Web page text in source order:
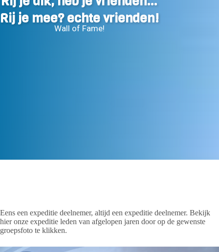
Rij je mee? echte vrienden!
Wall of Fame!
Eens een expeditie deelnemer, altijd een expeditie deelnemer. Bekijk
hier onze expeditie leden van afgelopen jaren door op de gewenste
groepsfoto te klikken.